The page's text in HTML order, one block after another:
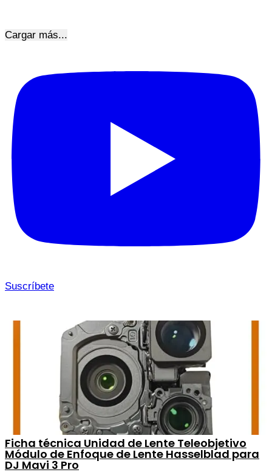
Cargar más...
Suscríbete
Ficha técnica Unidad de Lente Teleobjetivo
Módulo de Enfoque de Lente Hasselblad para
DJ Mavi 3 Pro